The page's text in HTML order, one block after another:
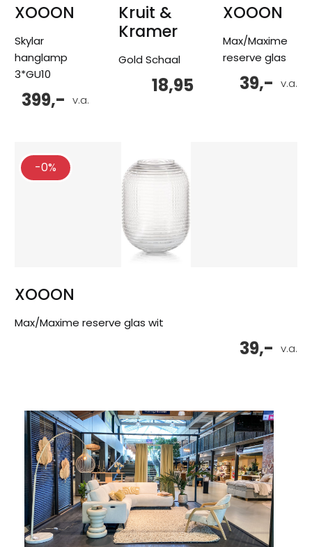
XOOON
Skylar
hanglamp
3*GU10
v.a.
399,-
Kruit &
Kramer
Gold Schaal
18,95
XOOON
Max/Maxime
reserve glas
v.a.
39,-
-0%
XOOON
Max/Maxime reserve glas wit
v.a.
39,-